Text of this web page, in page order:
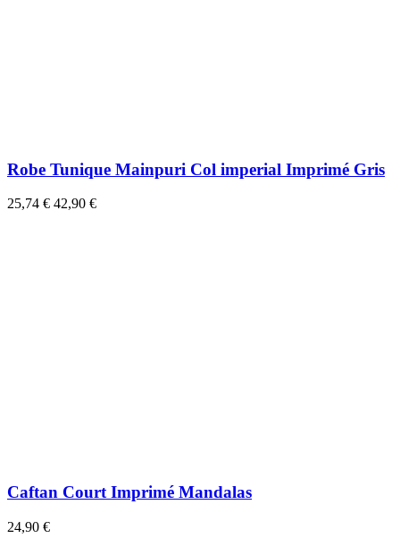
Robe Tunique Mainpuri Col imperial Imprimé Gris
25,74 € 42,90 €
Caftan Court Imprimé Mandalas
24,90 €